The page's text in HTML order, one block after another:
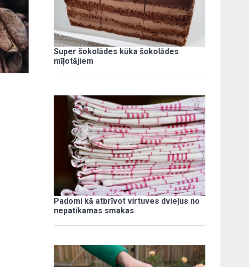
Super šokolādes kūka šokolādes
mīļotājiem
Padomi kā atbrīvot virtuves dvieļus no
nepatīkamas smakas